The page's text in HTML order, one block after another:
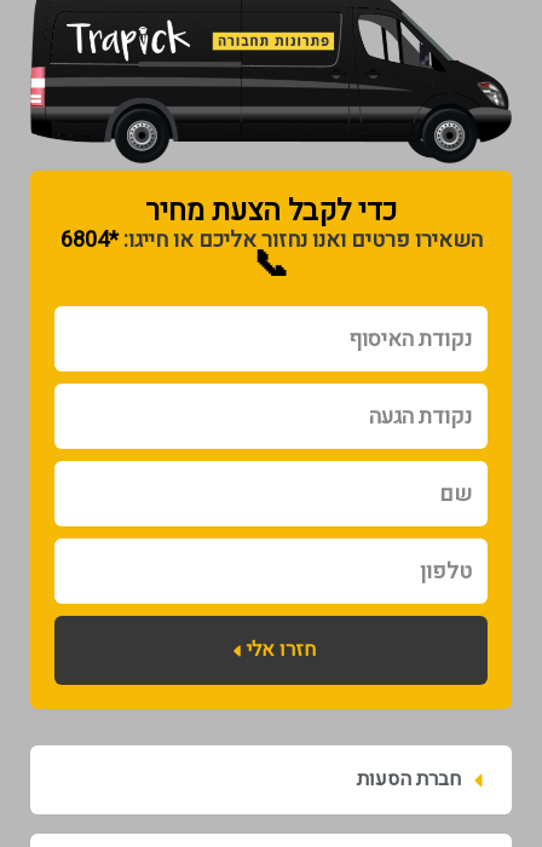
כדי לקבל הצעת מחיר​
השאירו פרטים ואנו נחזור אליכם או חייגו:*6804 📞
נקודת
האיסוף
נקודת
הגעה
שם
טלפון
חזרו אלי
חברת הסעות